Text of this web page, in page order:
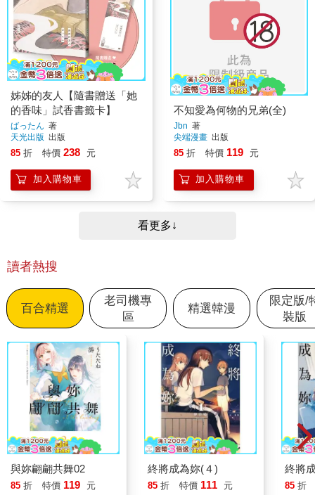
姊姊的友人【隨書贈送「她
的香味」試香書籤卡】
ばったん 著
天光出版 出版
85 折 特價 238 元
加入購物車
不知愛為何物的兄弟(全)
Jbn 著
尖端漫畫 出版
85 折 特價 119 元
加入購物車
看更多↓
讀者熱搜
百合精選
老司機專
區
精選韓漫
限定版/
裝版
與妳翩翩共舞02
85 折 特價 119 元
終將成為妳(４)
85 折 特價 111 元
終將
85 折